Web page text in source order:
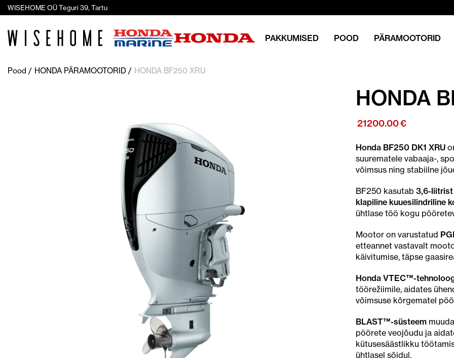
WISEHOME OÜ Teguri 39, Tartu
PAKKUMISED POOD PÄRAMOOTORID
Pood HONDA PÄRAMOOTORID HONDA BF250 XRU
HONDA
21200.00€
Honda BF250 DK1 XRU
suurematele vabaaja-,
võimsus ning stabiilne
BF250 kasutab 3,6-liitrist
klapiline kuuesilindriline
ühtlase töö kogu
Mootor on varustatud
etteannet vastavalt
käivitumise, täpse
Honda VTEC™-
töörežiimile, aidates
võimsuse kõrgematel
BLAST™-süsteem
pöörete veojõudu ja
kütusesäästlikku
ühtlasel sõidul.